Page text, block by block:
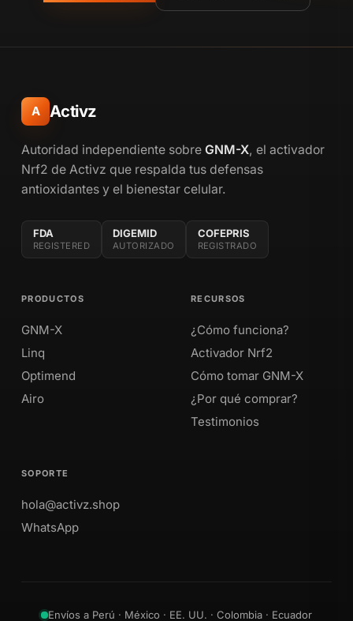
A Activz
Autoridad independiente sobre GNM-X, el activador
Nrf2 de Activz que respalda tus defensas
antioxidantes y el bienestar celular.
FDA
REGISTERED
DIGEMID
AUTORIZADO
COFEPRIS
REGISTRADO
PRODUCTOS
GNM-X
Linq
Optimend
Airo
RECURSOS
¿Cómo funciona?
Activador Nrf2
Cómo tomar GNM-X
¿Por qué comprar?
Testimonios
SOPORTE
hola@activz.shop
WhatsApp
Envíos a Perú · México · EE. UU. · Colombia · Ecuador